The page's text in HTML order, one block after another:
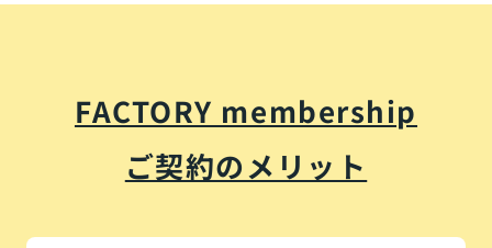
FACTORY membership
ご契約のメリット